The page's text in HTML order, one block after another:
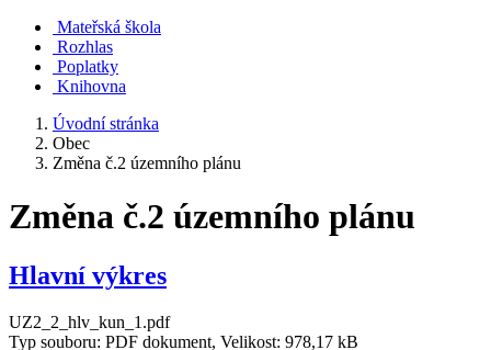
Mateřská škola
Rozhlas
Poplatky
Knihovna
Úvodní stránka
Obec
Změna č.2 územního plánu
Změna č.2 územního plánu
Hlavní výkres
UZ2_2_hlv_kun_1.pdf
Typ souboru: PDF dokument, Velikost: 978,17 kB